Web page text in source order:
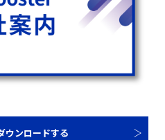
ウンロードする